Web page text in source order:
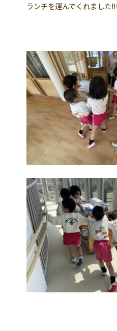
ランチを運んでくれました!!